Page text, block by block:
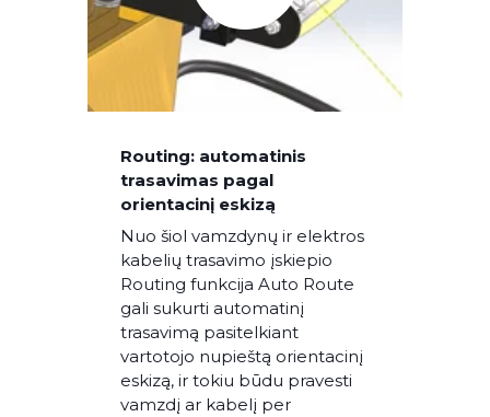
Routing: automatinis
trasavimas pagal
orientacinį eskizą
Nuo šiol vamzdynų ir elektros
kabelių trasavimo įskiepio
Routing funkcija Auto Route
gali sukurti automatinį
trasavimą pasitelkiant
vartotojo nupieštą orientacinį
eskizą, ir tokiu būdu pravesti
vamzdį ar kabelį per